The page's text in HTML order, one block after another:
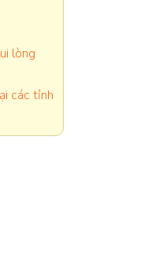
lòng
các tỉnh